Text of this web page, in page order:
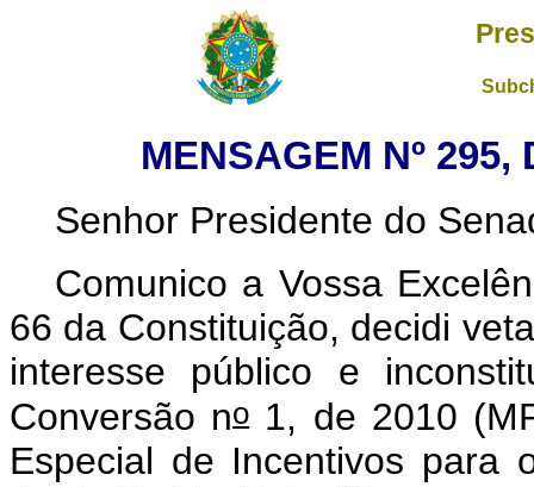
MENSAGEM Nº 295,
Senhor Presidente do
Comunico a Vossa
66 da Constituição, decidi
interesse público e
Conversão no1, de 2010
Especial de Incentivos para